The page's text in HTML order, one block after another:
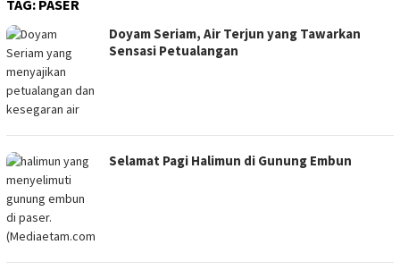
TAG: PASER
Doyam Seriam, Air Terjun yang Tawarkan
Sensasi Petualangan
Selamat Pagi Halimun di Gunung Embun